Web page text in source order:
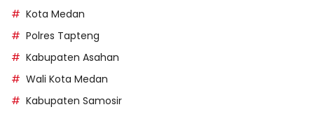
Kota Medan
Polres Tapteng
Kabupaten Asahan
Wali Kota Medan
Kabupaten Samosir